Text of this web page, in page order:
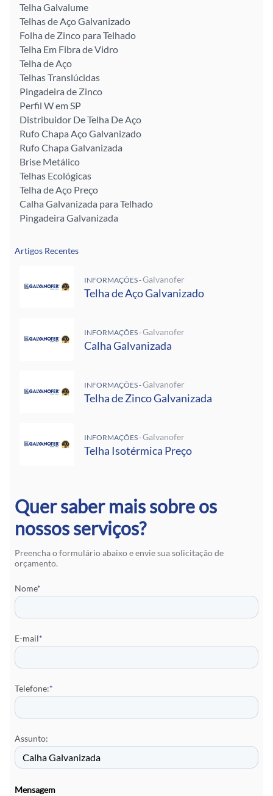
Telha Galvalume
Telhas de Aço Galvanizado
Folha de Zinco para Telhado
Telha Em Fibra de Vidro
Telha de Aço
Telhas Translúcidas
Pingadeira de Zinco
Perfil W em SP
Distribuidor De Telha De Aço
Rufo Chapa Aço Galvanizado
Rufo Chapa Galvanizada
Brise Metálico
Telhas Ecológicas
Telha de Aço Preço
Calha Galvanizada para Telhado
Pingadeira Galvanizada
Artigos Recentes
INFORMAÇÕES -Galvanofer
Telha de Aço Galvanizado
INFORMAÇÕES -Galvanofer
Calha Galvanizada
INFORMAÇÕES -Galvanofer
Telha de Zinco Galvanizada
INFORMAÇÕES -Galvanofer
Telha Isotérmica Preço
Quer saber mais sobre os
nossos serviços?
Preencha o formulário abaixo e envie sua solicitação de
orçamento.
Nome*
E-mail*
Telefone:*
Assunto:
Mensagem